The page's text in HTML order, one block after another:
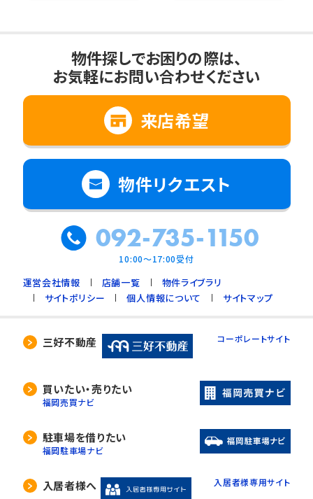
物件探しでお困りの際は、
お気軽にお問い合わせください
来店希望
物件リクエスト
092-735-1150
10:00～17:00受付
運営会社情報 店舗一覧
物件ライブラリ
サイトポリシー
個人情報について サイトマップ
三好不動産 コーポレートサイト
買いたい・売りたい
福岡売買ナビ
駐車場を借りたい
福岡駐車場ナビ
入居者様へ 入居者様専用サイト